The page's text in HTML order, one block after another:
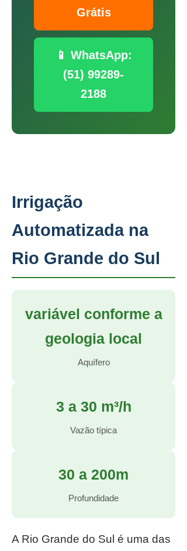
Grátis
📱 WhatsApp:
(51) 99289-
2188
Irrigação
Automatizada na
Rio Grande do Sul
variável conforme a
geologia local
Aquífero
3 a 30 m³/h
Vazão típica
30 a 200m
Profundidade
A Rio Grande do Sul é uma das